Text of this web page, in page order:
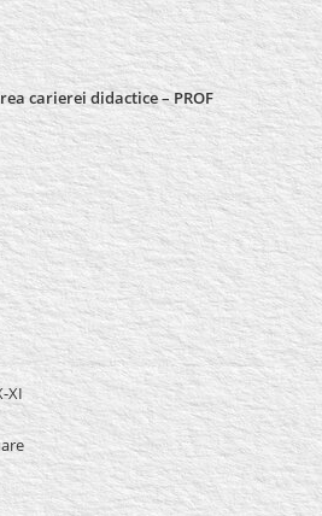
carierei didactice – PROF
XI